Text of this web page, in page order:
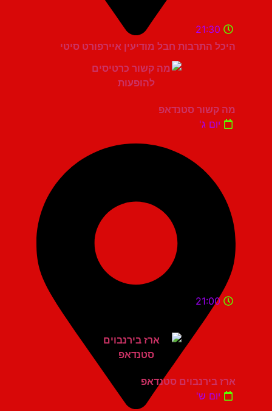
היכל התרבות חבל מודיעין איירפורט סיטי
21:30
מה קשור סטנדאפ
יום ג'
21:00
ארז בירנבוים סטנדאפ
יום ש'